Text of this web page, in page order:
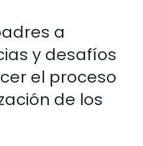
a
y desafíos
el proceso
de los